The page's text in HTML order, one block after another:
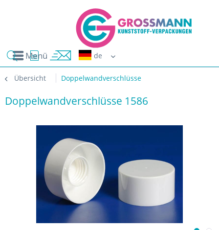
Menü
Übersicht Doppelwandverschlüsse
Doppelwandverschlüsse 1586